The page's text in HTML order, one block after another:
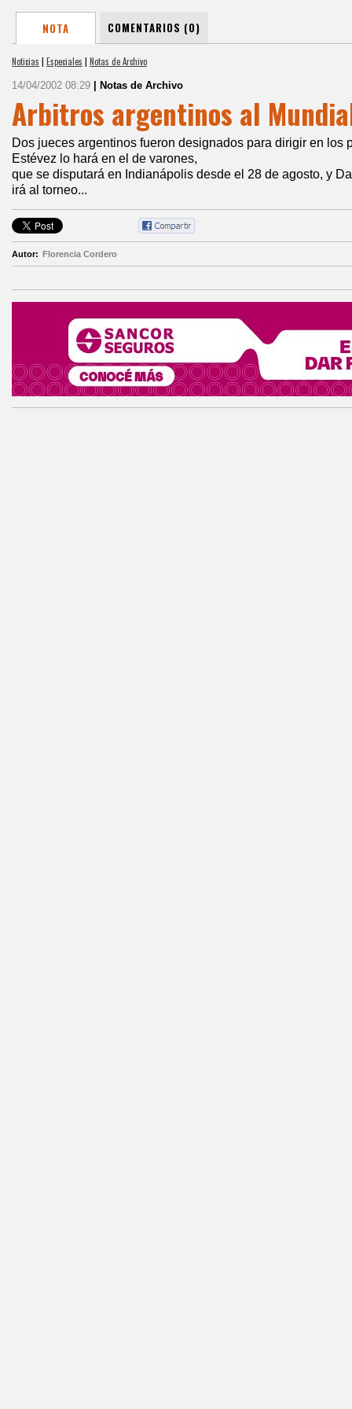
NOTA COMENTARIOS (0)
Noticias | Especiales | Notas de Archivo
14/04/2002 08:29 | Notas de Archivo
Arbitros argentinos al
Dos jueces argentinos fueron designados para dirigir en los
Estévez lo hará en el de varones,
que se disputará en Indianápolis desde el 28 de agosto, y
irá al torneo...
Autor: Florencia Cordero